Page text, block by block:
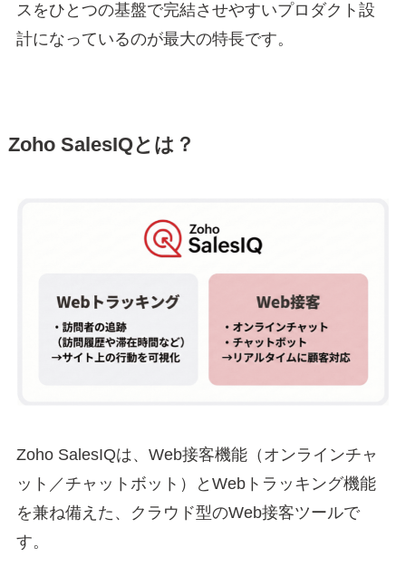
スをひとつの基盤で完結させやすいプロダクト設
計になっているのが最大の特長です。
Zoho SalesIQとは？
Zoho SalesIQは、Web接客機能（オンラインチャ
ット／チャットボット）とWebトラッキング機能
を兼ね備えた、クラウド型のWeb接客ツールで
す。